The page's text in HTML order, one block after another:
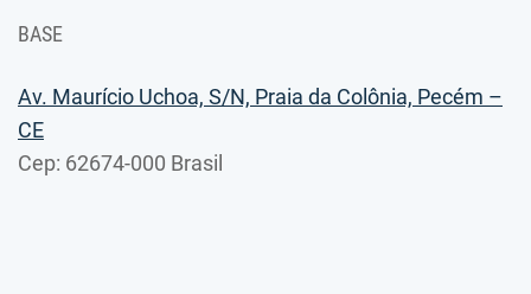
BASE
Av. Maurício Uchoa, S/N, Praia da Colônia, Pecém –
CE
Cep: 62674-000 Brasil